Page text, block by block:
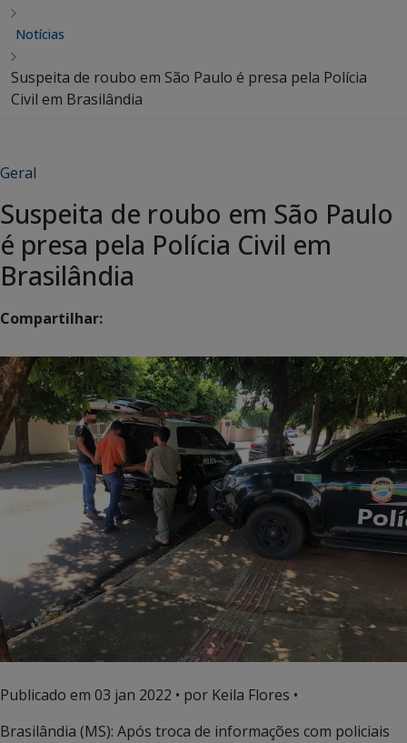
Notícias
Suspeita de roubo em São Paulo é presa pela Polícia
Civil em Brasilândia
Geral
Suspeita de roubo em São Paulo
é presa pela Polícia Civil em
Brasilândia
Compartilhar:
Publicado em 03 jan 2022 • por Keila Flores •
Brasilândia (MS): Após troca de informações com policiais